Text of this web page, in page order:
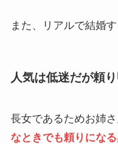
また、リアルで結婚
人気は低迷だが頼
長女であるためお姉
なときでも頼りにな